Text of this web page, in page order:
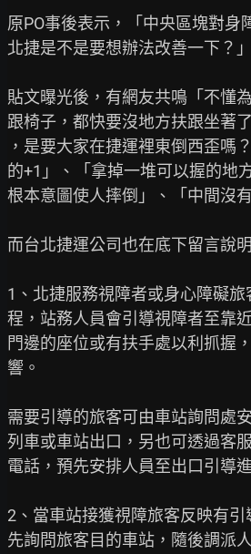
原PO事後表示，「中央區塊對身
北捷是不是要想辦法改善一下？」
貼文曝光後，有網友共鳴「不懂
跟椅子，都快要沒地方扶跟坐著了
，是要大家在捷運裡東倒西歪嗎
的+1」、「拿掉一堆可以握的地
根本意圖使人摔倒」、「中間沒
而台北捷運公司也在底下留言說明
1、北捷服務視障者或身心障礙
程，站務人員會引導視障者至靠近
門邊的座位或有扶手處以利抓握
響。
需要引導的旅客可由車站詢問處
列車或車站出口，另也可透過客服
電話，預先安排人員至出口引導
2、當車站接獲視障旅客反映有
先詢問旅客目的車站，隨後調派人